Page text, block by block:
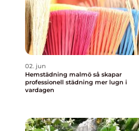
02. jun
Hemstädning malmö så skapar
professionell städning mer lugn i
vardagen